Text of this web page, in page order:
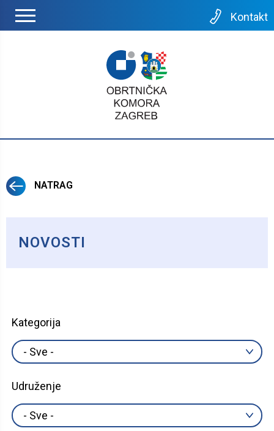
Kontakt
NATRAG
NOVOSTI
Kategorija
Udruženje